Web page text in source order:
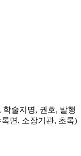
술지명, 권호, 발행
면, 소장기관, 초록)